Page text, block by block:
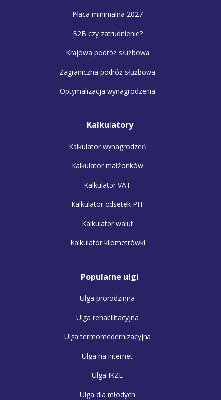
Płaca minimalna 2027
B2B czy zatrudnienie?
Krajowa podróż służbowa
Zagraniczna podróż służbowa
Optymalizacja wynagrodzenia
Kalkulatory
Kalkulator wynagrodzeń
Kalkulator małżonków
Kalkulator VAT
Kalkulator odsetek PIT
Kalkulator walut
Kalkulator kilometrówki
Popularne ulgi
Ulga prorodzinna
Ulga rehabilitacyjna
Ulga termomodernizacyjna
Ulga na internet
Ulga IKZE
Ulga dla młodych